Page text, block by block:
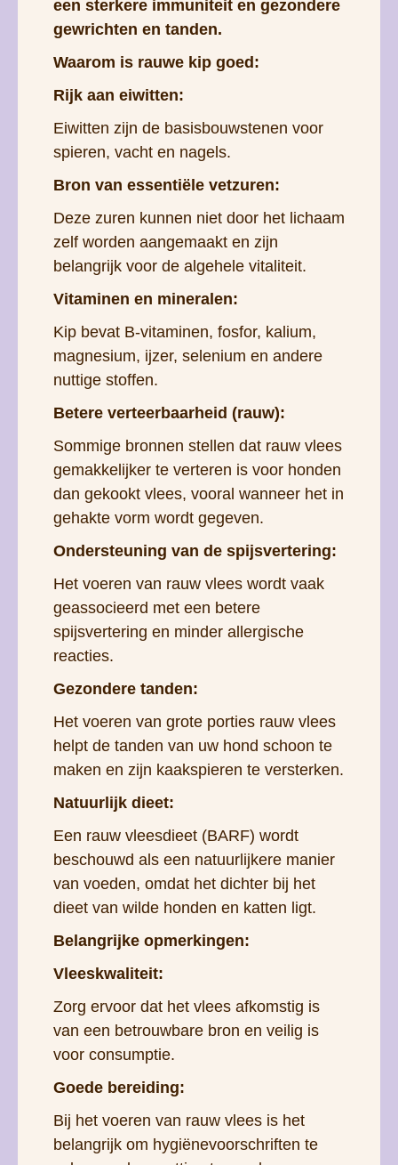
een sterkere immuniteit en gezondere
gewrichten en tanden.
Waarom is rauwe kip goed:
Rijk aan eiwitten:
Eiwitten zijn de basisbouwstenen voor
spieren, vacht en nagels.
Bron van essentiële vetzuren:
Deze zuren kunnen niet door het lichaam
zelf worden aangemaakt en zijn
belangrijk voor de algehele vitaliteit.
Vitaminen en mineralen:
Kip bevat B-vitaminen, fosfor, kalium,
magnesium, ijzer, selenium en andere
nuttige stoffen.
Betere verteerbaarheid (rauw):
Sommige bronnen stellen dat rauw vlees
gemakkelijker te verteren is voor honden
dan gekookt vlees, vooral wanneer het in
gehakte vorm wordt gegeven.
Ondersteuning van de spijsvertering:
Het voeren van rauw vlees wordt vaak
geassocieerd met een betere
spijsvertering en minder allergische
reacties.
Gezondere tanden:
Het voeren van grote porties rauw vlees
helpt de tanden van uw hond schoon te
maken en zijn kaakspieren te versterken.
Natuurlijk dieet:
Een rauw vleesdieet (BARF) wordt
beschouwd als een natuurlijkere manier
van voeden, omdat het dichter bij het
dieet van wilde honden en katten ligt.
Belangrijke opmerkingen:
Vleeskwaliteit:
Zorg ervoor dat het vlees afkomstig is
van een betrouwbare bron en veilig is
voor consumptie.
Goede bereiding:
Bij het voeren van rauw vlees is het
belangrijk om hygiënevoorschriften te